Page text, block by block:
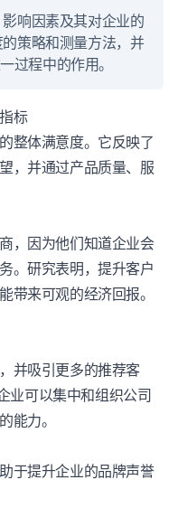
响因素及其对企业的
策略和测量方法，并
过程中的作用。
标
整体满意度。它反映了
，并通过产品质量、服
，因为他们知道企业会
。研究表明，提升客户
带来可观的经济回报。
并吸引更多的推荐客
业可以集中和组织公司
能力。
于提升企业的品牌声誉